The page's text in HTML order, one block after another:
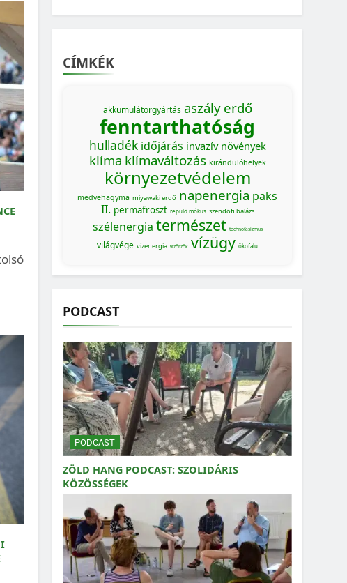
CÍMKÉK
akkumulátorgyártás aszály erdő
fenntarthatóság
hulladék időjárás invazív növények
klíma klímaváltozás kirándulóhelyek
környezetvédelem
medvehagyma miyawaki erdő napenergia paks
II. permafroszt repülő mókus szendőfi balázs
szélenergia természet technofasizmus
világvége vízenergia vízőrzők vízügy ökofalu
PODCAST
PODCAST
ZÖLD HANG PODCAST: SZOLIDÁRIS
KÖZÖSSÉGEK